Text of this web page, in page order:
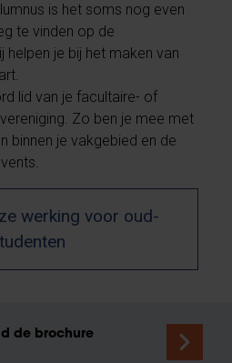
is het soms nog even
te vinden op de
helpen je bij het maken van
lid van je facultaire- of
Zo ben je mee met
binnen je vakgebied en de
werking voor oud-
de brochure